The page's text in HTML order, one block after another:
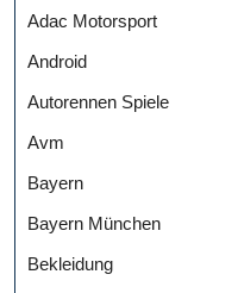
Adac Motorsport
Android
Autorennen Spiele
Avm
Bayern
Bayern München
Bekleidung